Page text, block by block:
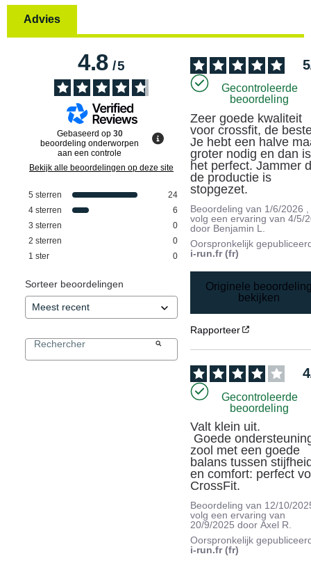
Advies
4.8/5
Gebaseerd op 30
beoordeling onderworpen
aan een controle
Bekijk alle beoordelingen op deze site
5 sterren
24
4 sterren
6
3 sterren
0
2 sterren
0
1 ster 0
Sorteer beoordelingen
5
Gecontroleerde
beoordeling
Zeer goede kwaliteit
voor crossfit, de
Je hebt een halve
groter nodig en dan is
het perfect. Jammer
de productie is
stopgezet.
Beoordeling van 1/6/2026
volg een ervaring van4/5/
door Benjamin L.
Oorspronkelijk
i-run.fr (fr)
Originele
bekijken
Rapporteer
4
Gecontroleerde
beoordeling
Valt klein uit.
zool met een goede
balans tussen
en comfort: perfect
CrossFit.
Beoordeling van 12/10/
volg een ervaring van
20/9/2025 doorAxel R.
Oorspronkelijk
i-run.fr (fr)